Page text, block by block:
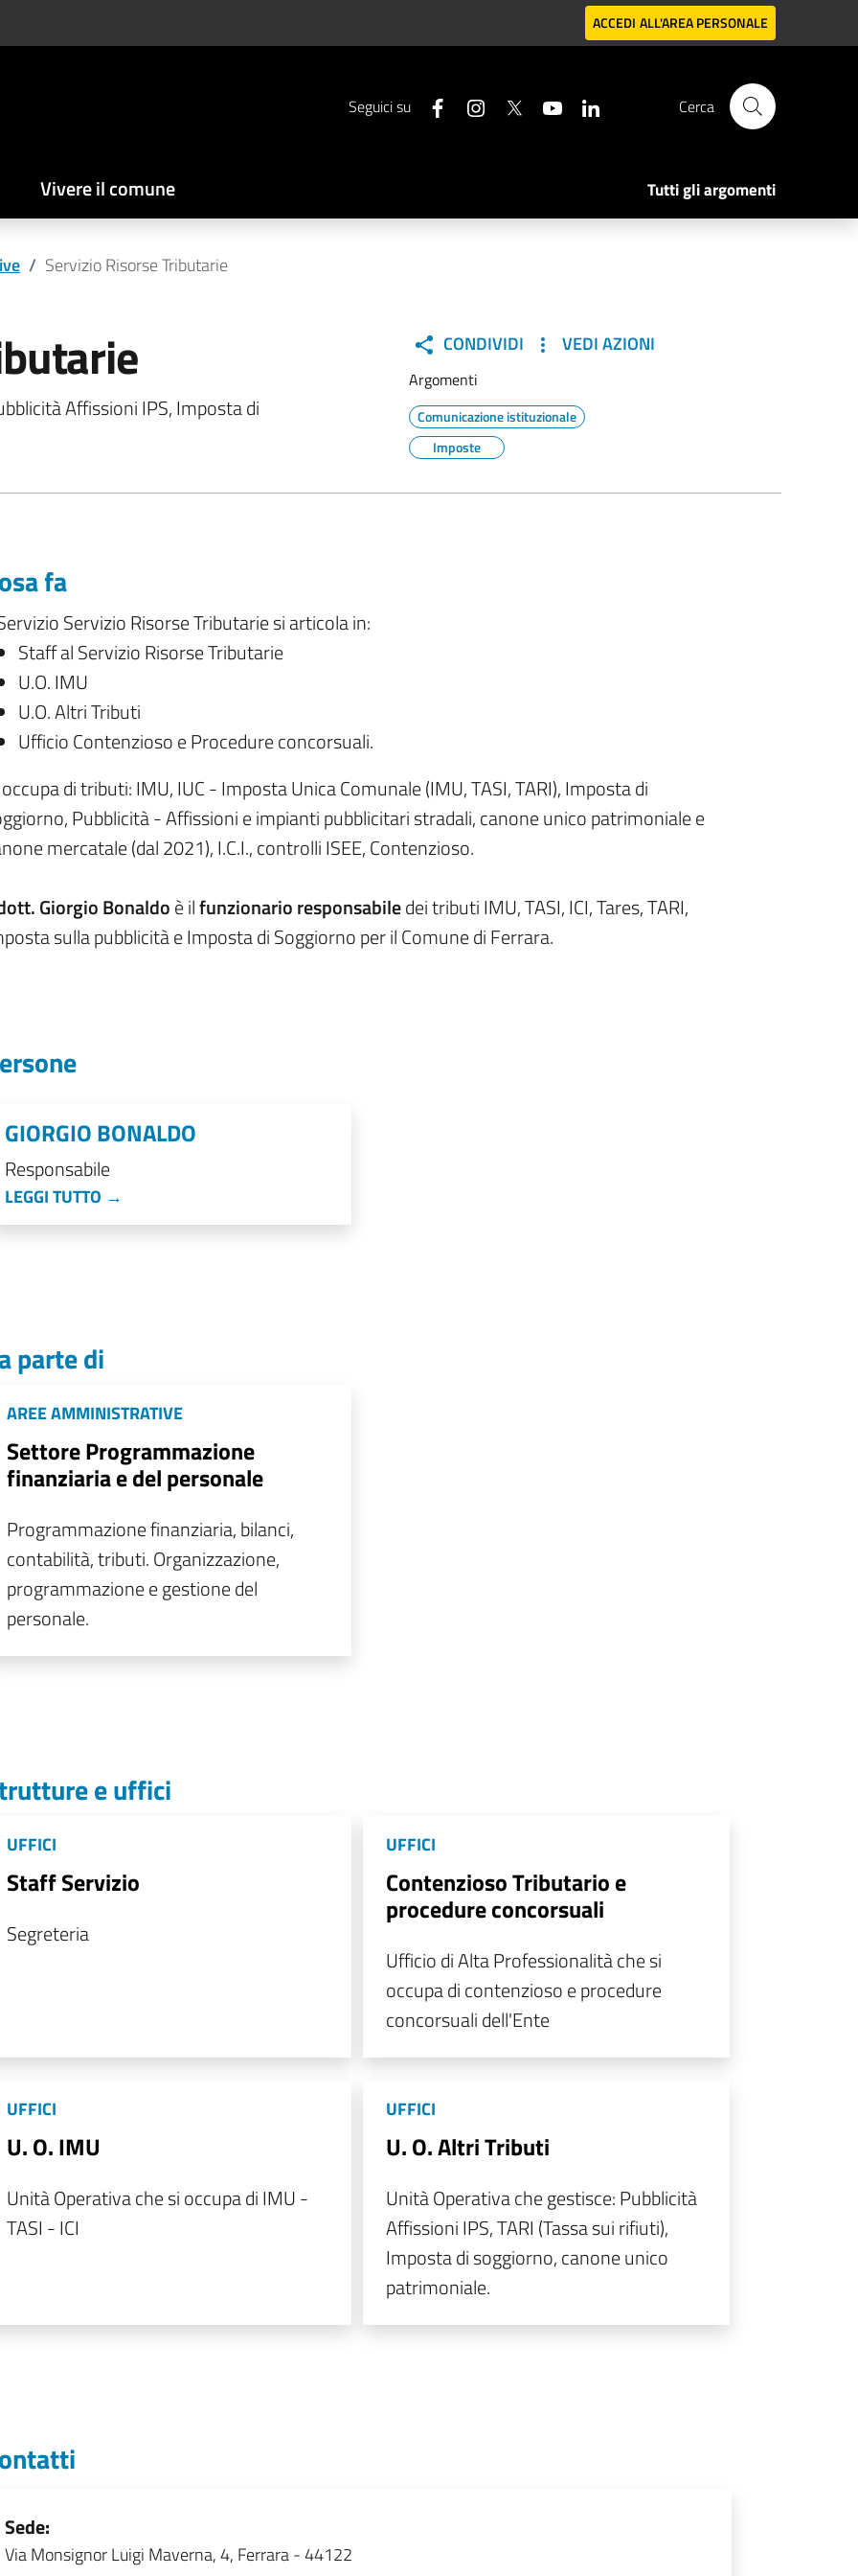
ACCEDI ALL'AREA PERSONALE
Seguici su Cerca
Vivere il comune Tutti gli argomenti
/ Servizio Risorse Tributarie
Affissioni IPS, Imposta di
CONDIVIDI VEDI AZIONI
Argomenti
Comunicazione istituzionale
Imposte
fa
Servizio Risorse Tributarie si articola in:
Staff al Servizio Risorse Tributarie
U.O. IMU
U.O. Altri Tributi
Ufficio Contenzioso e Procedure concorsuali.
di tributi: IMU, IUC - Imposta Unica Comunale (IMU, TASI, TARI), Imposta di
Pubblicità - Affissioni e impianti pubblicitari stradali, canone unico patrimoniale e
mercatale (dal 2021), I.C.I., controlli ISEE, Contenzioso.
Giorgio Bonaldoè ilfunzionario responsabiledei tributi IMU, TASI, ICI, Tares, TARI,
sulla pubblicità e Imposta di Soggiorno per il Comune di Ferrara.
GIORGIO BONALDO
Responsabile
LEGGI TUTTO →
parte di
AREE AMMINISTRATIVE
Settore Programmazione
finanziaria e del personale
Programmazione finanziaria, bilanci,
contabilità, tributi. Organizzazione,
programmazione e gestione del
personale.
e uffici
UFFICI
Staff Servizio
Segreteria
UFFICI
Contenzioso Tributario e
procedure concorsuali
Ufficio di Alta Professionalità che si
occupa di contenzioso e procedure
concorsuali dell'Ente
UFFICI
U. O. IMU
Unità Operativa che si occupa di IMU -
TASI - ICI
UFFICI
U. O. Altri Tributi
Unità Operativa che gestisce: Pubblicità
Affissioni IPS, TARI (Tassa sui rifiuti),
Imposta di soggiorno, canone unico
patrimoniale.
Sede:
Via Monsignor Luigi Maverna, 4, Ferrara - 44122